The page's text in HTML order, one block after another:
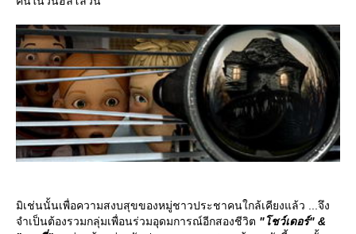
มิเช่นนั้นเพื่อความสงบสุขของหมู่ชาวประชาคนใกล้เคียงแล้ว ...จึง
จำเป็นต้องรวมกลุ่มเพื่อนร่วมอุดมการณ์อีกสองชีวิต "โชว์เดอร์" &